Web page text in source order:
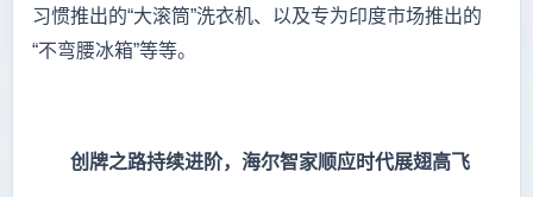
习惯推出的“大滚筒”洗衣机、以及专为印度市场推出的
“不弯腰冰箱”等等。
创牌之路持续进阶，海尔智家顺应时代展翅高飞